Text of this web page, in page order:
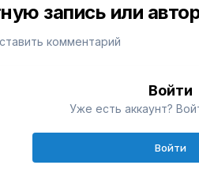
запись или
комментарий
Войти
Уже есть аккаунт?
Войти